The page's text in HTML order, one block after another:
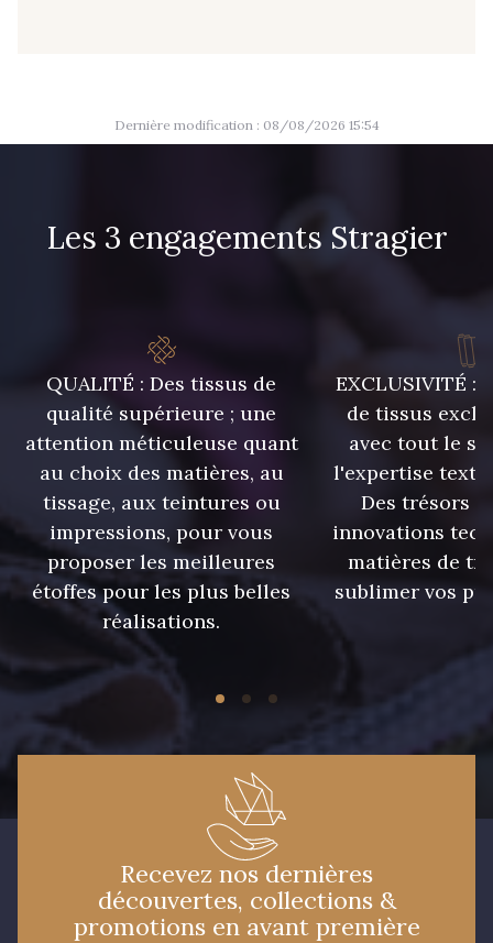
58 - Vert Emeraude
Dernière modification : 08/08/2026 15:54
Les 3 engagements Stragier
QUALITÉ : Des tissus de
qualité supérieure ; une
attention méticuleuse quant
au choix des matières, au
tissage, aux teintures ou
impressions, pour vous
proposer les meilleures
étoffes pour les plus belles
réalisations.
EXCLUSIVITÉ :
de tissus
avec tout le
l'expertise
Des trésors
innovations
matières de
sublimer vos
Recevez nos dernières
découvertes, collections &
promotions en avant première